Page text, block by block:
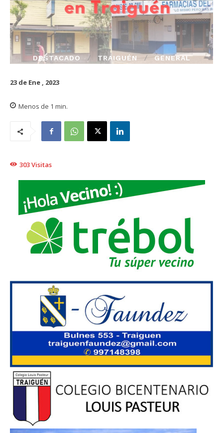
DESTACADO TRAIGUÉN GENERAL
23 de Ene , 2023
Menos de 1 min.
303Visitas